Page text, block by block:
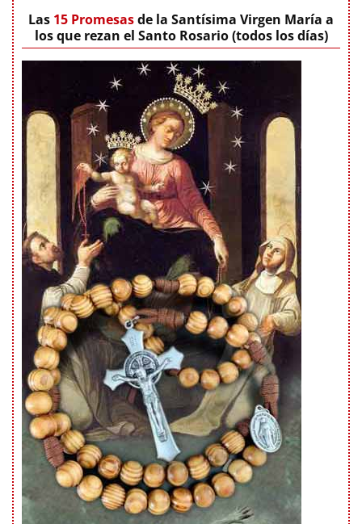
Las 15 Promesasde la Santísima Virgen María a
los que rezan el Santo Rosario (todos los días)